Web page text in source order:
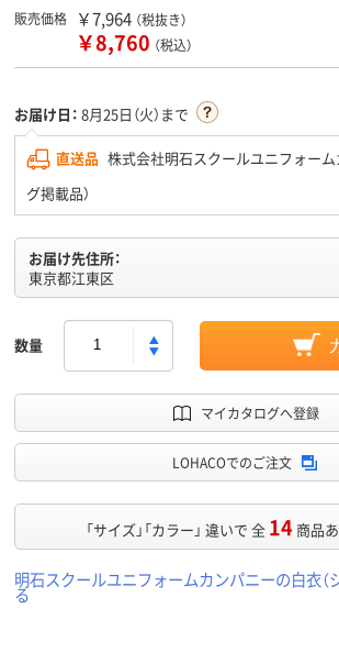
販売価格 ￥7,964 （税抜き）
￥8,760 （税込）
お届け日： 8月25日（火）まで
直送品 株式会社明石スクールユニフォーム
グ掲載品）
お届け先住所：
東京都江東区
数量
マイカタログへ登録
LOHACOでのご注文
「サイズ」「カラー」 違いで 全 14 商品
明石スクールユニフォームカンパニーの白衣（
る